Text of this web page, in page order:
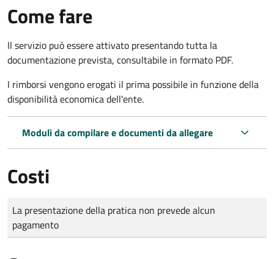
Come fare
Il servizio può essere attivato presentando tutta la
documentazione prevista, consultabile in formato PDF.
I rimborsi vengono erogati il prima possibile in funzione della
disponibilità economica dell'ente.
Moduli da compilare e documenti da allegare
Costi
Tipo di pagamento
Importo
La presentazione della pratica non prevede alcun
pagamento